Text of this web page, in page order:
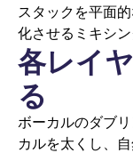
スタックを平面
化させるミキシン
各レイ
る
ボーカルのダブ
カルを太くし、